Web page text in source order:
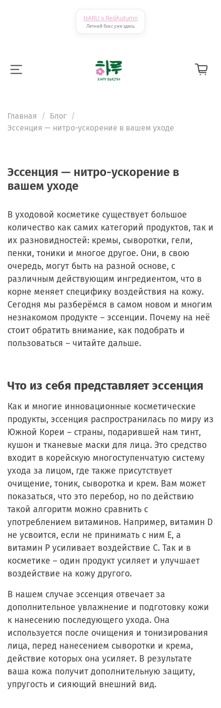
HARU x RedAutumn
Летний бокс уже здесь
Главная
Блог
Эссенция — нитро-ускорение в вашем уходе
Эссенция — нитро-ускорение в
вашем уходе
В уходовой косметике существует большое
количество как самих категорий продуктов, так и
их разновидностей: кремы, сыворотки, гели,
пенки, тоники и многое другое. Они, в свою
очередь, могут быть на разной основе, с
различным действующим ингредиентом, что в
корне меняет специфику воздействия на кожу.
Сегодня мы разберёмся в самом новом и многим
незнакомом продукте – эссенции. Почему на неё
стоит обратить внимание, как подобрать и
пользоваться – читайте дальше.
Что из себя представляет эссенция
Как и многие инновационные косметические
продукты, эссенция распространилась по миру из
Южной Кореи – страны, подарившей нам тинт,
кушон и тканевые маски для лица. Это средство
входит в корейскую многоступенчатую систему
ухода за лицом, где также присутствует
очищение, тоник, сыворотка и крем. Вам может
показаться, что это перебор, но по действию
такой алгоритм можно сравнить с
употреблением витаминов. Например, витамин D
не усвоится, если не принимать с ним E, а
витамин P усиливает воздействие C. Так и в
косметике – один продукт усиляет и улучшает
воздействие на кожу другого.
В нашем случае эссенция отвечает за
дополнительное увлажнение и подготовку кожи
к нанесению последующего ухода. Она
используется после очищения и тонизирования
лица, перед нанесением сыворотки и крема,
действие которых она усиляет. В результате
ваша кожа получит дополнительную защиту,
упругость и сияющий внешний вид.